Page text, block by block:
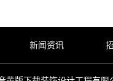
新闻资讯